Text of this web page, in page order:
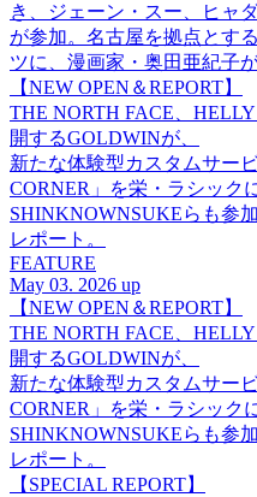
き、ジェーン・スー、ヒャ
が参加。名古屋を拠点とす
ツに、漫画家・奥田亜紀子
【NEW OPEN＆REPORT】
THE NORTH FACE、
開するGOLDWINが、
新たな体験型カスタムサー
CORNER」を栄・ラシック
SHINKNOWNSUKEらも参
レポート。
FEATURE
May 03. 2026 up
【NEW OPEN＆REPORT】
THE NORTH FACE、
開するGOLDWINが、
新たな体験型カスタムサー
CORNER」を栄・ラシック
SHINKNOWNSUKEらも参
レポート。
【SPECIAL REPORT】